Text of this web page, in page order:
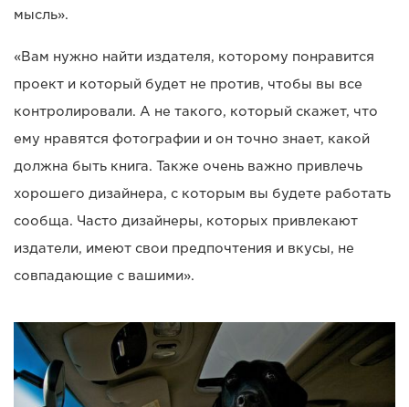
мысль».
«Вам нужно найти издателя, которому понравится
проект и который будет не против, чтобы вы все
контролировали. А не такого, который скажет, что
ему нравятся фотографии и он точно знает, какой
должна быть книга. Также очень важно привлечь
хорошего дизайнера, с которым вы будете работать
сообща. Часто дизайнеры, которых привлекают
издатели, имеют свои предпочтения и вкусы, не
совпадающие с вашими».